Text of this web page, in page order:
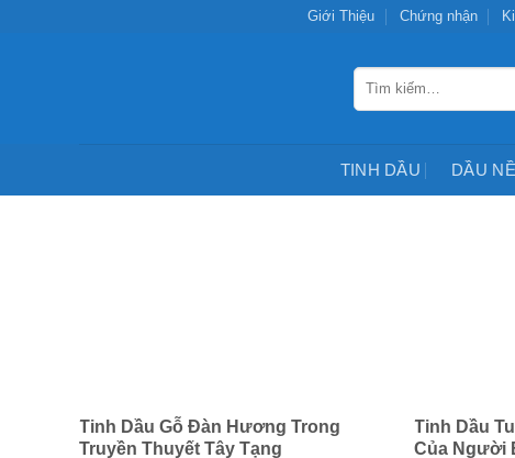
Giới Thiệu Chứng nhận
Tìm
kiếm:
TINH DẦU DẦU
Tinh Dầu Gỗ Đàn Hương Trong
Truyền Thuyết Tây Tạng
Tinh Dầu
Của Người